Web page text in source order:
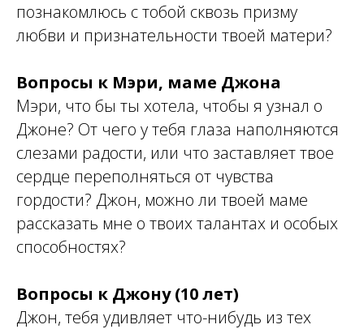
познакомлюсь с тобой сквозь призму
любви и признательности твоей матери?
Вопросы к Мэри, маме Джона
Мэри, что бы ты хотела, чтобы я узнал о
Джоне? От чего у тебя глаза наполняются
слезами радости, или что заставляет твое
сердце переполняться от чувства
гордости? Джон, можно ли твоей маме
рассказать мне о твоих талантах и особых
способностях?
Вопросы к Джону (10 лет)
Джон, тебя удивляет что-нибудь из тех